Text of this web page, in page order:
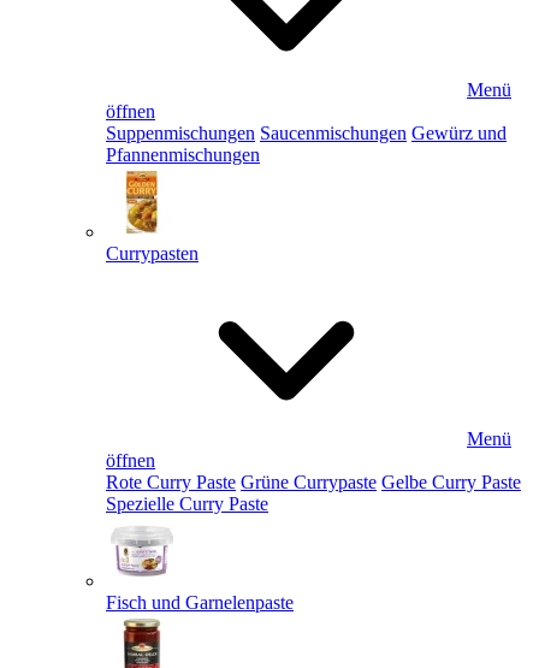
Menü
öffnen
Suppenmischungen Saucenmischungen Gewürz und
Pfannenmischungen
Currypasten
Menü
öffnen
Rote Curry Paste Grüne Currypaste Gelbe Curry Paste
Spezielle Curry Paste
Fisch und Garnelenpaste